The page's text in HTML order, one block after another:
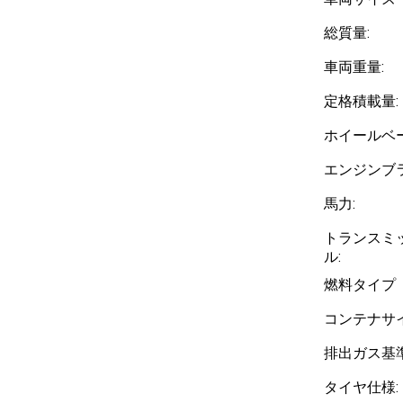
総質量:
車両重量:
定格積載量:
ホイールベ
エンジンブ
馬力:
トランスミ
ル:
燃料タイプ
コンテナサ
排出ガス基
タイヤ仕様: